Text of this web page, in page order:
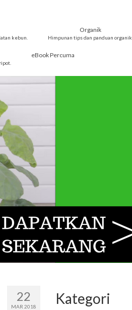
kebun.
Organik
Himpunan tips dan panduan organik.
eBook Percuma
22
MAR 2018 Kategori